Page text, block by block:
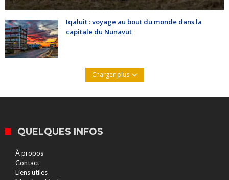
Iqaluit : voyage au bout du monde dans la
capitale du Nunavut
Charger plus
QUELQUES INFOS
À propos
Contact
Liens utiles